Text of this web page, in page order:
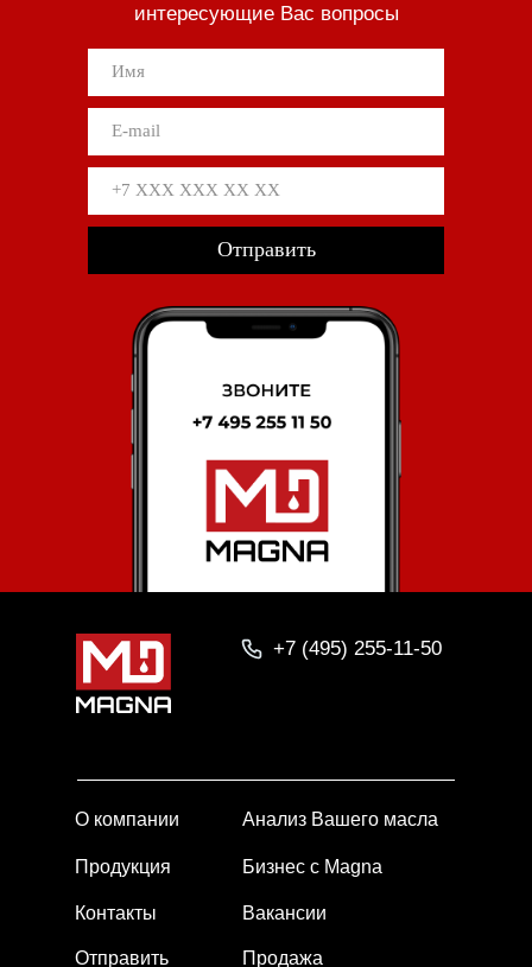
интересующие Вас вопросы
Отправить
О компании
Продукция
Анализ Вашего масла
Бизнес с Magna
Продажа
Вакансии
Контакты
Отправить
+7 (495) 255-11-50